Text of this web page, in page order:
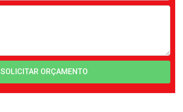
SOLICITAR ORÇAMENTO